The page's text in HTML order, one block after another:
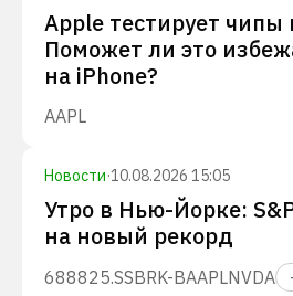
Apple тестирует чипы
Поможет ли это
на iPhone?
AAPL
Новости·10.08.2026 15:05
Утро в Нью-Йорке:
на новый рекорд
688825.SSBRK-BAAPLNVDA